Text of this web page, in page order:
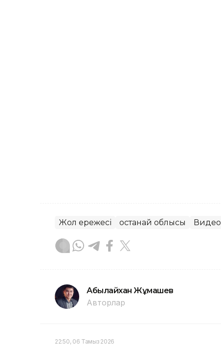
Жол ережесі Қостанай облысы Видео
Абылайхан Жұмашев
Авторлар
22:50, 06 Тамыз 2026